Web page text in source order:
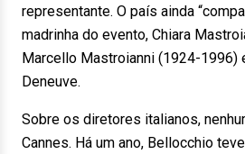
representante. O país ainda
madrinha do evento, Chiara
Marcello Mastroianni (1924-1996)
Deneuve.
Sobre os diretores italianos,
Cannes. Há um ano, Bellocchio